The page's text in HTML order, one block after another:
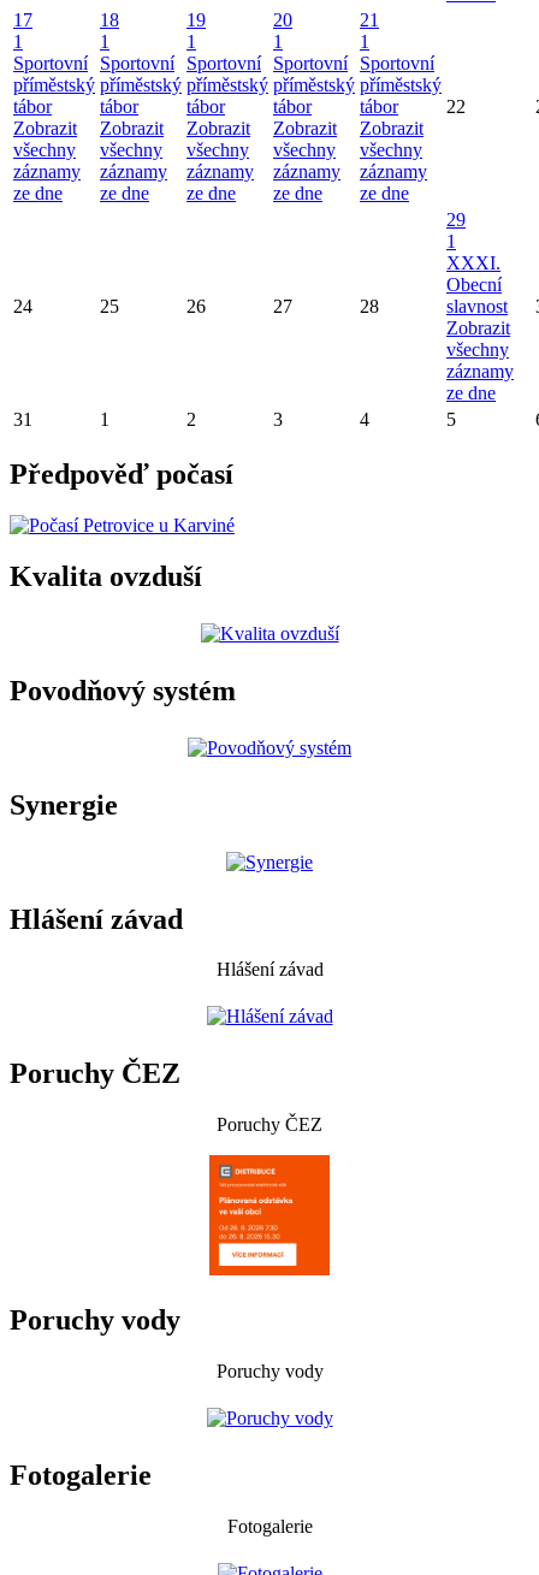
17
1
Sportovní
příměstský
tábor
Zobrazit
všechny
záznamy
ze dne
18
1
Sportovní
příměstský
tábor
Zobrazit
všechny
záznamy
ze dne
19
1
Sportovní
příměstský
tábor
Zobrazit
všechny
záznamy
ze dne
20
1
Sportovní
příměstský
tábor
Zobrazit
všechny
záznamy
ze dne
21
1
Sportovní
příměstský
tábor
Zobrazit
všechny
záznamy
ze dne
22
24 25 26 27 28
29
1
XXXI.
Obecní
slavnost
Zobrazit
všechny
záznamy
ze dne
31 1 2 3 4 5
Předpověď počasí
Kvalita ovzduší
Povodňový systém
Synergie
Hlášení závad
Hlášení závad
Poruchy ČEZ
Poruchy ČEZ
Poruchy vody
Poruchy vody
Fotogalerie
Fotogalerie